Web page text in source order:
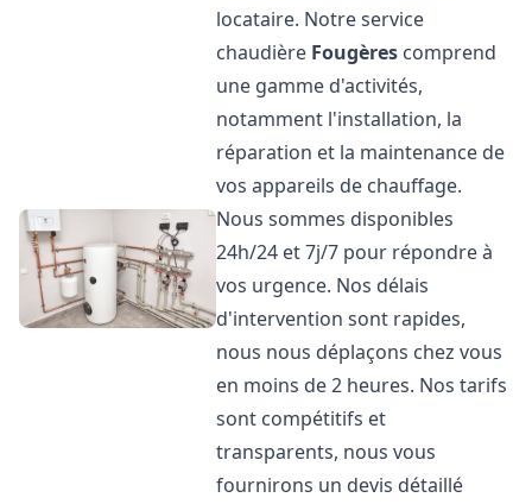
locataire. Notre service
chaudière Fougères comprend
une gamme d'activités,
notamment l'installation, la
réparation et la maintenance de
vos appareils de chauffage.
Nous sommes disponibles
24h/24 et 7j/7 pour répondre à
vos urgence. Nos délais
d'intervention sont rapides,
nous nous déplaçons chez vous
en moins de 2 heures. Nos tarifs
sont compétitifs et
transparents, nous vous
fournirons un devis détaillé